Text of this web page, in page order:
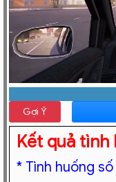
Gợi Ý
Kết quả tình
* Tình huống số